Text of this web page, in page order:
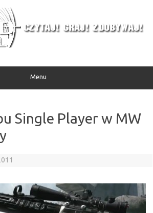
Menu
Single Player w MW